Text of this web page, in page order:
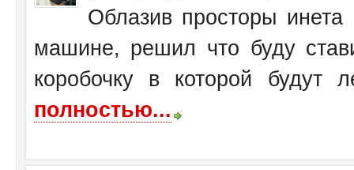
Облазив просторы
машине, решил что буду
коробочку в которой будут
полностью...